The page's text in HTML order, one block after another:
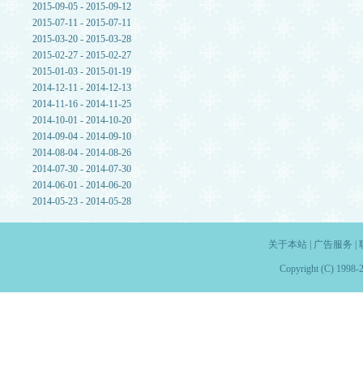
2015-09-05 - 2015-09-12
2015-07-11 - 2015-07-11
2015-03-20 - 2015-03-28
2015-02-27 - 2015-02-27
2015-01-03 - 2015-01-19
2014-12-11 - 2014-12-13
2014-11-16 - 2014-11-25
2014-10-01 - 2014-10-20
2014-09-04 - 2014-09-10
2014-08-04 - 2014-08-26
2014-07-30 - 2014-07-30
2014-06-01 - 2014-06-20
2014-05-23 - 2014-05-28
关于本站| 广告服务
Copyright (C) 1998-